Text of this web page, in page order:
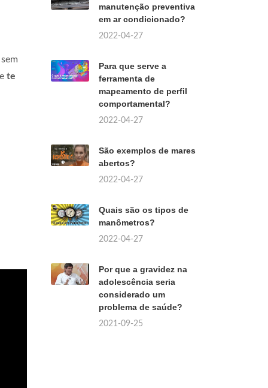
te
manutenção preventiva
em ar condicionado?
2022-04-27
Para que serve a
ferramenta de
mapeamento de perfil
comportamental?
2022-04-27
São exemplos de mares
abertos?
2022-04-27
Quais são os tipos de
manômetros?
2022-04-27
Por que a gravidez na
adolescência seria
considerado um
problema de saúde?
2021-09-25